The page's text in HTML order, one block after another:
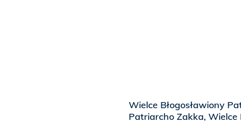
Wielce Błogosławiony
Patriarcho Zakka, Wielce